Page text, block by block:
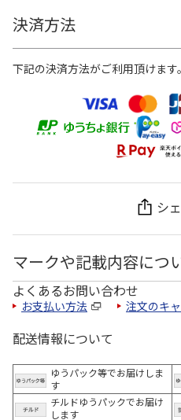
決済方法
下記の決済方法がご利用頂けます。
シ
マークや記載内容につ
よくあるお問い合わせ
お支払い方法 注文のキ
配送情報について
ゆうパック等でお届けしま
す
チルドゆうパックでお届け
します